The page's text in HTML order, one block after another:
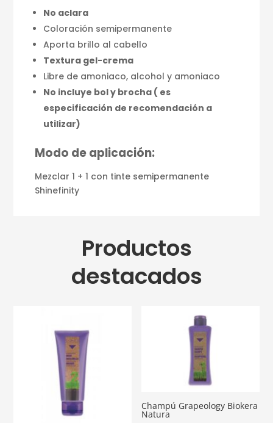
No aclara
Coloración semipermanente
Aporta brillo al cabello
Textura gel-crema
Libre de amoniaco, alcohol y amoniaco
No incluye bol y brocha ( es
especificación de recomendación a
utilizar)
Modo de aplicación:
Mezclar 1 + 1 con tinte semipermanente
Shinefinity
Productos
destacados
Champú Grapeology Biokera
Natura